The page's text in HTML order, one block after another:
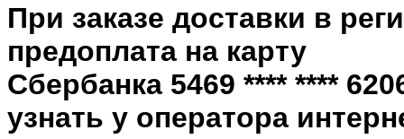
При заказе доставки в
предоплата на карту
Сбербанка 5469 **** ****
узнать у оператора